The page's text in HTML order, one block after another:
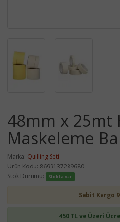
48mm x 25mt
Maskeleme
Marka: Quilling Seti
Ürün Kodu: 8699137289680
Stok Durumu:
Stokta var
Sabit Kargo
450 TL ve Üzeri